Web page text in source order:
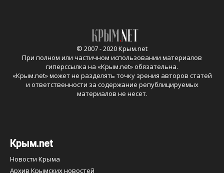
© 2007 - 2020 Крым.net
При полном или частичном использовании материалов
гиперссылка на «Крым.net» обязательна.
«Крым.net» может не разделять точку зрения авторов статей
и ответственности за содержание републицируемых
материалов не несет.
Крым.net
Новости Крыма
Архив Крымских новостей